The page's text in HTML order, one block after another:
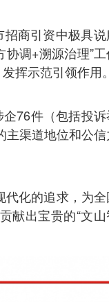
商引资中极具说
协调+溯源治理”
挥示范引领作用。
76件（包括投
主渠道地位和公信
代化的追求，为全
献出宝贵的“文山